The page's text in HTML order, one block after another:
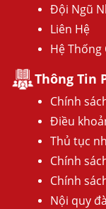
Đội Ngũ
Liên Hệ
Hệ Thống
Thông Tin
Chính
Điều
Thủ tục
Chính
Chính
Nội quy